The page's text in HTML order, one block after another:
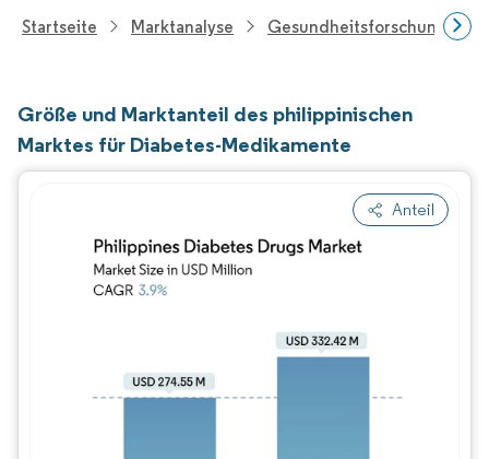
Startseite Marktanalyse Gesundheitsforschung
Größe und Marktanteil des philippinischen
Marktes für Diabetes-Medikamente
Anteil